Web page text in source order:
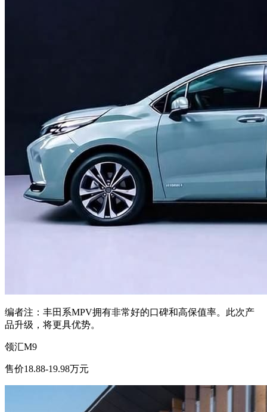
编者注：丰田系MPV拥有非常好的口碑和高保值率。此次产
品升级，将更具优势。
领汇M9
售价18.88-19.98万元